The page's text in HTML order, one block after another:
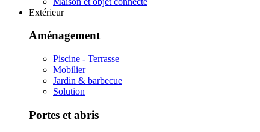
Extérieur
Aménagement
Piscine - Terrasse
Mobilier
Jardin & barbecue
Solution
Portes et abris